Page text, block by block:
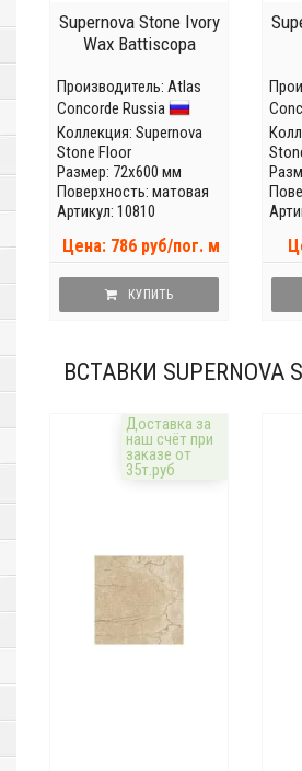
Supernova Stone Ivory
Wax Battiscopa
Производитель: Atlas
Concorde Russia
Коллекция: Supernova
Stone Floor
Размер: 72x600 мм
Поверхность: матовая
Артикул: 10810
Цена: 786 руб/пог. м
КУПИТЬ
ВСТАВКИ SUPERNOVA
Доставка за
наш счёт при
заказе от
35т.руб